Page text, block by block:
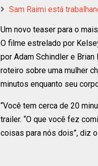
Sam Raimi está
Um novo teaser para o
O filme estrelado por
por Adam Schindler e
roteiro sobre uma mulher
minutos enquanto seu
“Você tem cerca de 20
trailer. “O que você fez
coisas para nós dois”, diz